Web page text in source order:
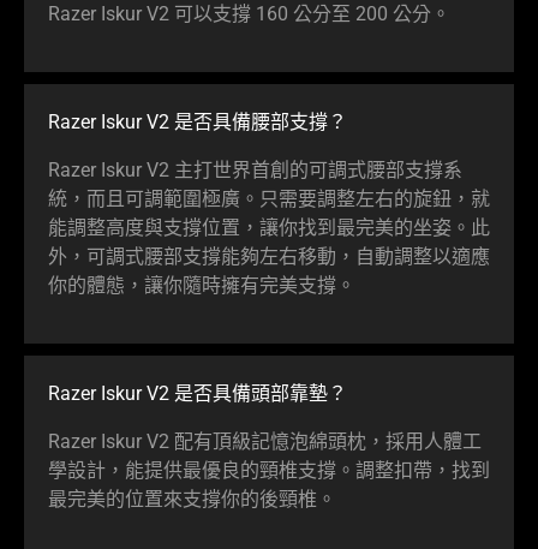
Razer Iskur V2 可以支撐 160 公分至 200 公分。
Razer Iskur V2 是否具備腰部支撐？
Razer Iskur V2 主打世界首創的可調式腰部支撐系
統，而且可調範圍極廣。只需要調整左右的旋鈕，就
能調整高度與支撐位置，讓你找到最完美的坐姿。此
外，可調式腰部支撐能夠左右移動，自動調整以適應
你的體態，讓你隨時擁有完美支撐。
Razer Iskur V2 是否具備頭部靠墊？
Razer Iskur V2 配有頂級記憶泡綿頭枕，採用人體工
學設計，能提供最優良的頸椎支撐。調整扣帶，找到
最完美的位置來支撐你的後頸椎。